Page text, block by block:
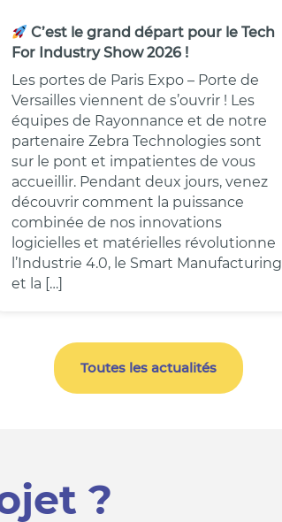
C’est le grand départ pour le Tech
For Industry Show 2026 !
Les portes de Paris Expo – Porte de
Versailles viennent de s’ouvrir ! Les
équipes de Rayonnance et de notre
partenaire Zebra Technologies sont
sur le pont et impatientes de vous
accueillir. Pendant deux jours, venez
découvrir comment la puissance
combinée de nos innovations
logicielles et matérielles révolutionne
l’Industrie 4.0, le Smart Manufacturing
et la […]
Toutes les actualités
?